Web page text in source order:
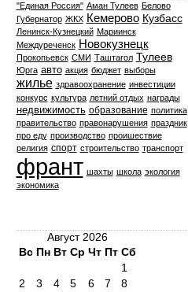
"Единая Россия" Аман Тулеев Белово
Губернатор ЖКХ Кемерово Кузбасс
Ленинск-Кузнецкий Мариинск
Междуреченск Новокузнецк
Прокопьевск СМИ Таштагол Тулеев
Юрга авто акция бюджет выборы
жилье здравоохранение инвестиции
конкурс культура летний отдых награды
недвижимость образование политика
правительство правонарушения праздник
про еду производство проишествие
религия спорт строительство транспорт
франт шахты школа экология
экономика
Август 2026
Вс Пн Вт Ср Чт Пт Сб
1
2
3 4 5 6 7
8